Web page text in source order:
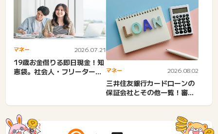
マネー 2026.07.21
19歳お金借りる即日現金！知
恵袋。社会人・フリーター・
マネー 2026.08.02
三井住友銀行カードローンの
保証会社とその他一覧！審査